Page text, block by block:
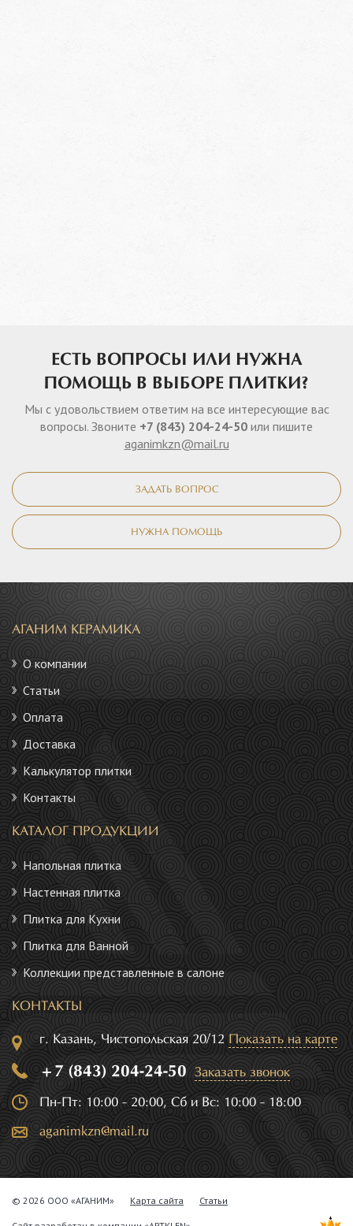
ЕСТЬ ВОПРОСЫ ИЛИ НУЖНА
ПОМОЩЬ В ВЫБОРЕ ПЛИТКИ?
Мы с удовольствием ответим на все интересующие вас
вопросы. Звоните +7 (843) 204-24-50 или пишите
aganimkzn@mail.ru
ЗАДАТЬ ВОПРОС
НУЖНА ПОМОЩЬ
АГАНИМ КЕРАМИКА
О компании
Статьи
Оплата
Доставка
Калькулятор плитки
Контакты
КАТАЛОГ ПРОДУКЦИИ
Напольная плитка
Настенная плитка
Плитка для Кухни
Плитка для Ванной
Коллекции представленные в салоне
КОНТАКТЫ
г. Казань, Чистопольская 20/12 Показать на карте
+7 (843) 204-24-50 Заказать звонок
Пн-Пт: 10:00 - 20:00, Сб и Вс: 10:00 - 18:00
aganimkzn@mail.ru
© 2026 ООО «АГАНИМ» Карта сайта Статьи